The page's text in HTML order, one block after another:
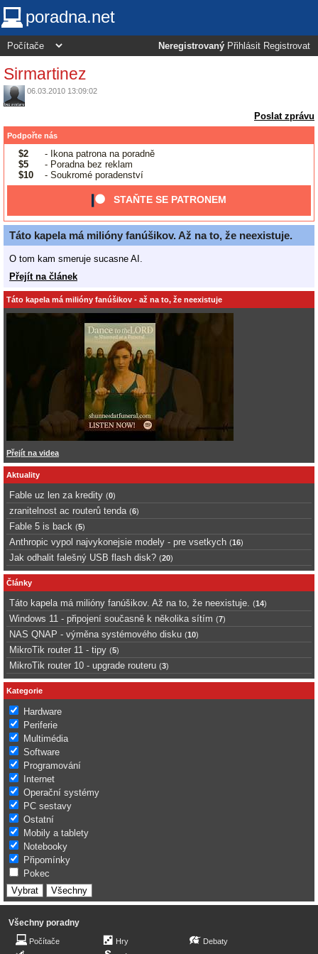
poradna.net
Neregistrovaný Přihlásit Registrovat
Sirmartinez
06.03.2010 13:09:02
Poslat zprávu
Podpořte nás
$2
- Ikona patrona na poradně
$5
- Poradna bez reklam
$10
- Soukromé poradenství
STAŇTE SE PATRONEM
Táto kapela má milióny fanúšikov. Až na to, že neexistuje.
O tom kam smeruje sucasne AI.
Přejít na článek
Táto kapela má milióny fanúšikov - až na to, že neexistuje
Přejít na videa
Aktuality
Fable uz len za kredity (0)
zranitelnost ac routerů tenda (6)
Fable 5 is back (5)
Anthropic vypol najvykonejsie modely - pre vsetkych (16)
Jak odhalit falešný USB flash disk? (20)
Články
Táto kapela má milióny fanúšikov. Až na to, že neexistuje. (14)
Windows 11 - připojení současně k několika sítím (7)
NAS QNAP - výměna systémového disku (10)
MikroTik router 11 - tipy (5)
MikroTik router 10 - upgrade routeru (3)
Kategorie
Hardware
Periferie
Multimédia
Software
Programování
Internet
Operační systémy
PC sestavy
Ostatní
Mobily a tablety
Notebooky
Připomínky
Pokec
Všechny poradny
Počítače
Hry
Debaty